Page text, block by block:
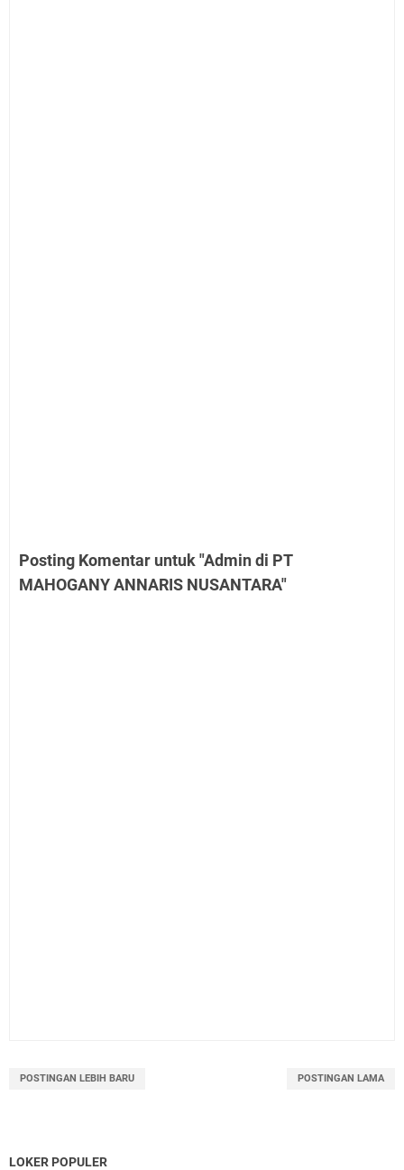
Posting Komentar untuk "Admin di PT
MAHOGANY ANNARIS NUSANTARA"
POSTINGAN LEBIH BARU POSTINGAN LAMA
LOKER POPULER